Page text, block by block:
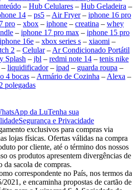
– Hub Celulares – Hub Geladeira –
14 – ps5 – Air Fryer– iphone 16 pro
pro – xbox – iphone – creatina – whey
– iphone 17 pro max – iphone 15 pro
iphone 16e – xbox series s – xiaomi –
2 – Celular– Ar Condicionado Portátil
Splash – jbl – redmi note 14 – tenis nike
– liquidificador– ipad – guarda roupa –
4 bocas – Armário de Cozinha – Alexa –
polegadas
da LuTenha sua
Segurança e Privacidade
exclusivos para compras via
lojas físicas. Ofertas válidas na compra
por cliente, até o término dos nossos
os produtos apresentem divergências de
sacola de compras.
correspondente no País, nos termos da
e encaminha propostas de cartão de